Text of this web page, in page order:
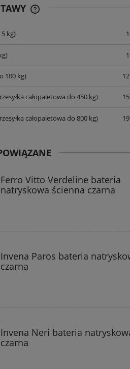
CENA NIE ZAWIERA
kg)
100 kg)
całopaletowa do 450 kg)
całopaletowa do 800 kg)
Ferro Vitto Verdeline bateria
natryskowa ścienna czarna
Invena Paros bateria
czarna
Invena Neri bateria
czarna